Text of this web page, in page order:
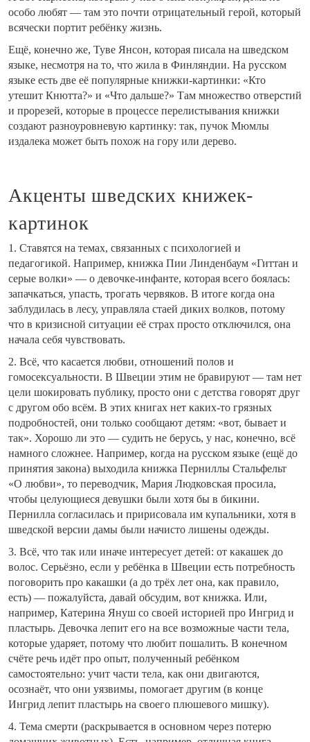
особо любят — там это почти отрицательный герой, который
всячески портит ребёнку жизнь.
Ещё, конечно же, Туве Янсон, которая писала на шведском
языке, несмотря на то, что жила в Финляндии. На русском
языке есть две её популярные книжки-картинки: «Кто
утешит Кнютта?» и «Что дальше?» Там множество отверстий
и прорезей, которые в процессе перелистывания книжки
создают разноуровневую картинку: так, пучок Мюмлы
издалека может быть похож на гору или дерево.
Акценты шведских книжек-
картинок
1. Ставятся на темах, связанных с психологией и
педагогикой. Например, книжка Пии Линденбаум «Гиттан и
серые волки» — о девочке-инфанте, которая всего боялась:
запачкаться, упасть, трогать червяков. В итоге когда она
заблудилась в лесу, управляла стаей диких волков, потому
что в кризисной ситуации её страх просто отключился, она
начала себя чувствовать.
2. Всё, что касается любви, отношений полов и
гомосексуальности. В Швеции этим не бравируют — там нет
цели шокировать публику, просто они с детства говорят друг
с другом обо всём. В этих книгах нет каких-то грязных
подробностей, они только сообщают детям: «вот, бывает и
так». Хорошо ли это — судить не берусь, у нас, конечно, всё
намного сложнее. Например, когда на русском языке (ещё до
принятия закона) выходила книжка Перниллы Стальфельт
«О любви», то переводчик, Мария Людковская просила,
чтобы целующиеся девушки были хотя бы в бикини.
Пернилла согласилась и пририсовала им купальники, хотя в
шведской версии дамы были начисто лишены одежды.
3. Всё, что так или иначе интересует детей: от какашек до
волос. Серьёзно, если у ребёнка в Швеции есть потребность
поговорить про какашки (а до трёх лет она, как правило,
есть) — пожалуйста, давай обсудим, вот книжка. Или,
например, Катерина Януш со своей историей про Ингрид и
пластырь. Девочка лепит его на все возможные части тела,
которые ударяет, потому что любит пошалить. В конечном
счёте речь идёт про опыт, полученный ребёнком
самостоятельно: учит части тела, как они двигаются,
осознаёт, что они уязвимы, помогает другим (в конце
Ингрид лепит пластырь на своего плюшевого мишку).
4. Тема смерти (раскрывается в основном через потерю